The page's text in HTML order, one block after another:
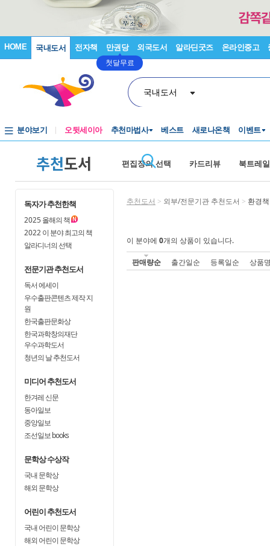
HOME 국내도서 전자책 만권당
첫달무료
외국도서 알라딘굿즈 온라인중고
국내도서
분야보기 오뒷세이아 추천마법사 베스트 새로나온책 이벤트
추천도서 편집장의 선택 카드리뷰 북트레
독자가 추천한책
2025올해의 책
2022이 분야 최고의 책
알라디너의 선택
전문기관 추천도서
독서 에세이
우수출판콘텐츠 제작 지
원
한국출판문화상
한국과학창의재단
우수과학도서
청년의 날 추천도서
미디어 추천도서
한겨레 신문
동아일보
중앙일보
조선일보 books
문학상 수상작
국내 문학상
해외 문학상
어린이 추천도서
국내 어린이 문학상
해외 어린이 문학상
추천도서 > 외부/전문기관 추천도서 > 환경
이 분야에 0개의 상품이 있습니다.
판매량순 출간일순 등록일순 상품